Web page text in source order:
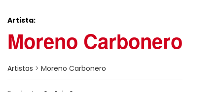
Artista:
Moreno Carbonero
Artistas > Moreno Carbonero